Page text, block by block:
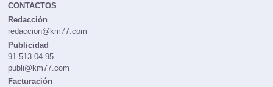
CONTACTOS
Redacción
redaccion@km77.com
Publicidad
91 513 04 95
publi@km77.com
Facturación